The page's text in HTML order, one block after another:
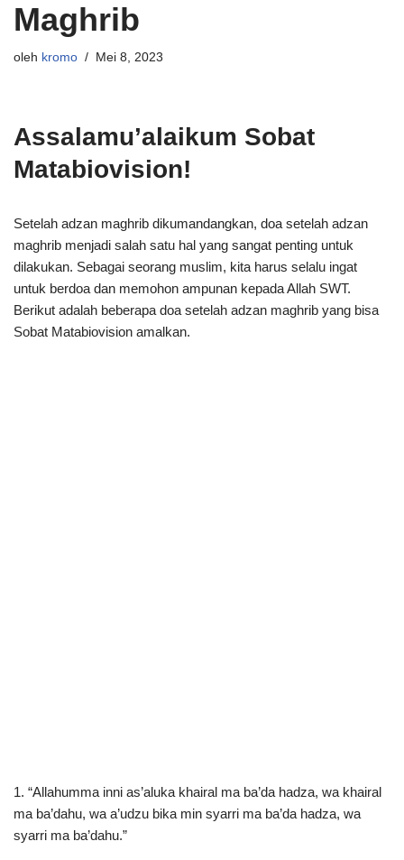
Maghrib
oleh kromo Mei 8, 2023
Assalamu’alaikum Sobat
Matabiovision!
Setelah adzan maghrib dikumandangkan, doa setelah adzan
maghrib menjadi salah satu hal yang sangat penting untuk
dilakukan. Sebagai seorang muslim, kita harus selalu ingat
untuk berdoa dan memohon ampunan kepada Allah SWT.
Berikut adalah beberapa doa setelah adzan maghrib yang bisa
Sobat Matabiovision amalkan.
1. “Allahumma inni as’aluka khairal ma ba’da hadza, wa khairal
ma ba’dahu, wa a’udzu bika min syarri ma ba’da hadza, wa
syarri ma ba’dahu.”